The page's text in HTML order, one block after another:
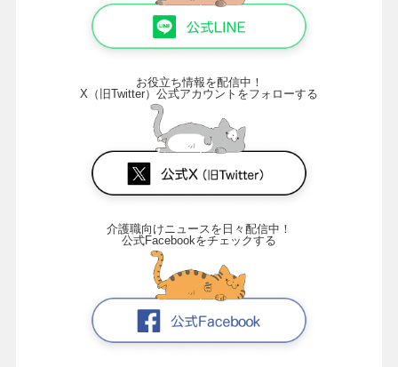
お役立ち情報を配信中！
X（旧Twitter）公式アカウントをフォローする
介護職向けニュースを日々配信中！
公式Facebookをチェックする